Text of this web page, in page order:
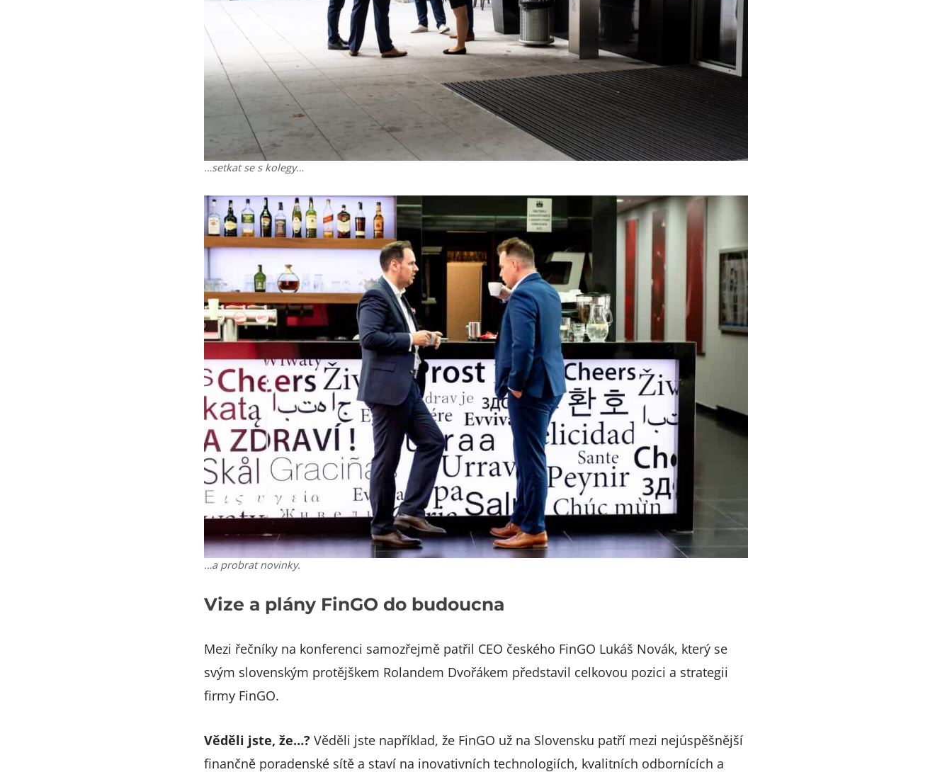
…setkat se s kolegy…
…a probrat novinky.
Vize a plány FinGO do budoucna
Mezi řečníky na konferenci samozřejmě patřil CEO českého FinGO Lukáš Novák, který se
svým slovenským protějškem Rolandem Dvořákem představil celkovou pozici a strategii
firmy FinGO.
Věděli jste, že…? Věděli jste například, že FinGO už na Slovensku patří mezi nejúspěšnější
finančně poradenské sítě a staví na inovativních technologiích, kvalitních odbornících a